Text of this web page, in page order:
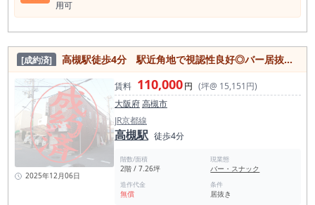
⽤可
[成約済] ⾼槻駅徒歩4分 駅近角地で視認性良好◎バー居抜き物件
2025年12月06日
賃料 110,000円 (坪@ 15,151円)
大阪府高槻市
JR京都線
高槻駅 徒歩4分
階数/面積
2階 / 7.26坪
現業態
バー・スナック
造作代金
無償
条件
居抜き